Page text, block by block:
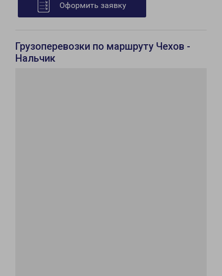
Оформить заявку
Грузоперевозки по маршруту Чехов -
Нальчик